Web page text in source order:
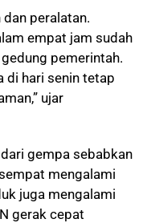
peralatan.
empat jam sudah
pemerintah.
di hari senin tetap
ujar
gempa sebabkan
mengalami
juga mengalami
gerak cepat